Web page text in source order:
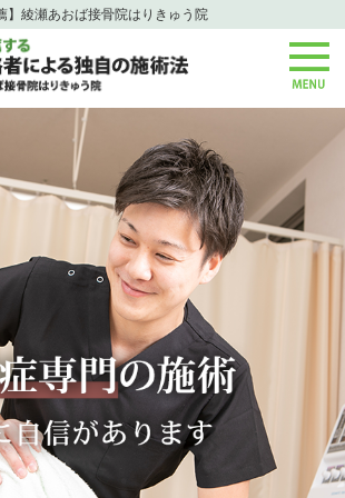
】綾瀬あおば接骨院はりきゅう院